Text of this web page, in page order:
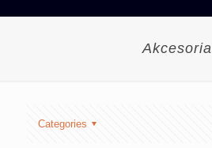
Akcesoria
Categories